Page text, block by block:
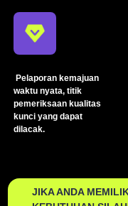
Pelaporan kemajuan
waktu nyata, titik
pemeriksaan kualitas
kunci yang dapat
dilacak.
JIKA ANDA